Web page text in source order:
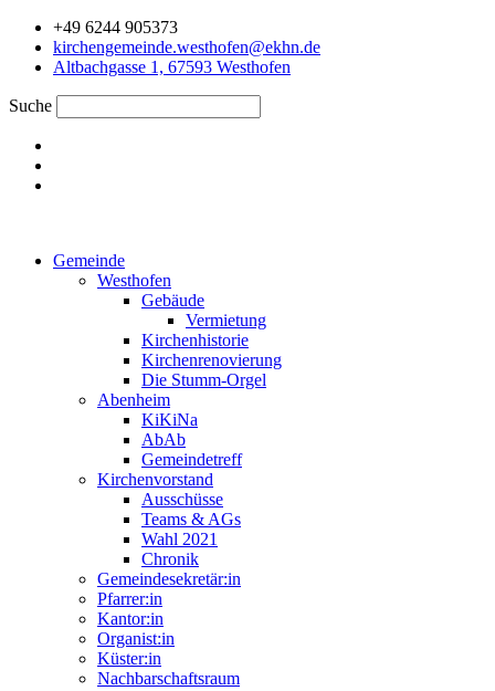
Zum
Inhalt
springen
+49 6244 905373
kirchengemeinde.westhofen@ekhn.de
Altbachgasse 1, 67593 Westhofen
Suche
Gemeinde
Westhofen
Gebäude
Vermietung
Kirchenhistorie
Kirchenrenovierung
Die Stumm-Orgel
Abenheim
KiKiNa
AbAb
Gemeindetreff
Kirchenvorstand
Ausschüsse
Teams & AGs
Wahl 2021
Chronik
Gemeindesekretär:in
Pfarrer:in
Kantor:in
Organist:in
Küster:in
Nachbarschaftsraum